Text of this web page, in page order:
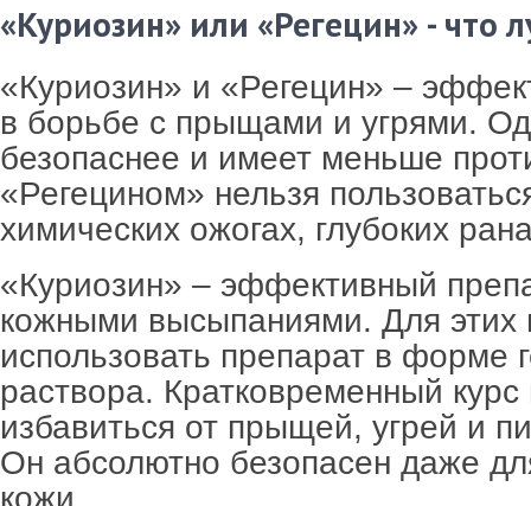
«Куриозин» или «Регецин» - что
«Куриозин» и «Регецин» –
в борьбе с прыщами и угрями.
безопаснее и имеет меньше
«Регецином» нельзя
химических ожогах, глубоких
«Куриозин» – эффективный
кожными высыпаниями. Для этих
использовать препарат в форме
раствора. Кратковременный
избавиться от прыщей, угрей и
Он абсолютно безопасен даже
кожи.